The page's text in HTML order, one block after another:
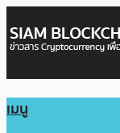
เมนู